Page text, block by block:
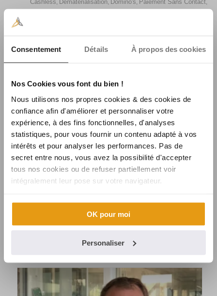
Consentement Détails À propos des cookies
Nos Cookies vous font du bien !
Nous utilisons nos propres cookies & des cookies de
confiance afin d'améliorer et personnaliser votre
expérience, à des fins fonctionnelles, d'analyses
statistiques, pour vous fournir un contenu adapté à vos
intérêts et pour analyser les performances. Pas de
secret entre nous, vous avez la possibilité d'accepter
tous nos cookies ou de refuser partiellement voir
intégralement leur pose sur votre navigateur.
OK pour moi
Personaliser
Cashless, Dématérialisation, Domino's, Paiement Sans Contact,